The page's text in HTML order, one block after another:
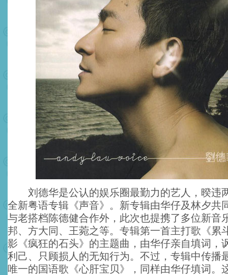
刘德华是公认的娱乐圈最勤力的艺人，暌违
全新粤语专辑《声音》。新专辑由华仔及林夕共
与老搭档陈德健合作外，此次也提携了多位新音
邦、方大同、王菀之等。专辑第一首主打歌《累
影《疯狂的石头》的主题曲，由华仔亲自填词，
利己、只顾损人的无知行为。不过，专辑中传播
唯一的国语歌《心肝宝贝》，同样由华仔填词。